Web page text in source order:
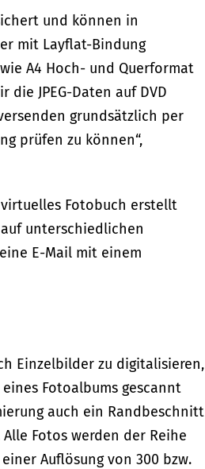
und können in
mit Layflat-Bindung
A4 Hoch- und Querformat
JPEG-Daten auf DVD
grundsätzlich per
prüfen zu können“,
Fotobuch erstellt
unterschiedlichen
E-Mail mit einem
Einzelbilder zu digitalisieren,
Fotoalbums gescannt
auch ein Randbeschnitt
Fotos werden der Reihe
Auflösung von 300 bzw.